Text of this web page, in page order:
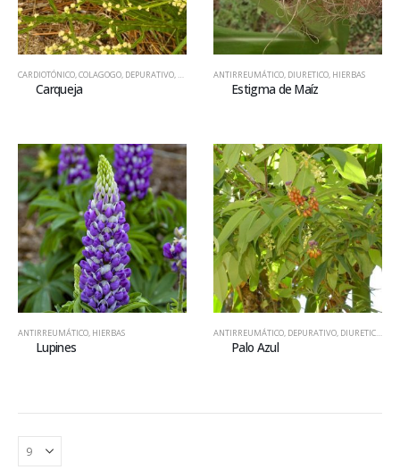
CARDIOTÓNICO,COLAGOGO, DEPURATIVO, DIURETICO,HIERBAS,SEDANTE NERVIOSO
Carqueja
ANTIRREUMÁTICO, DIURETICO, HIERBAS
Estigma de Maíz
ANTIRREUMÁTICO HIERBAS
Lupines
ANTIRREUMÁTICO DEPURATIVO DIURETICO
Palo Azul